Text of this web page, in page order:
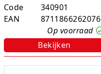
Code
340901
EAN
8711866262076
Op voorraad
Bekijken
Opruiming
Peppa Pig
Pluche
Rekenmachines
Scharen en messen
Schrijfwaren